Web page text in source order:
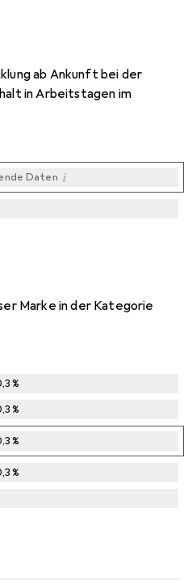
ab Ankunft bei der
in Arbeitstagen im
Daten i
Marke in der Kategorie
%
%
%
%